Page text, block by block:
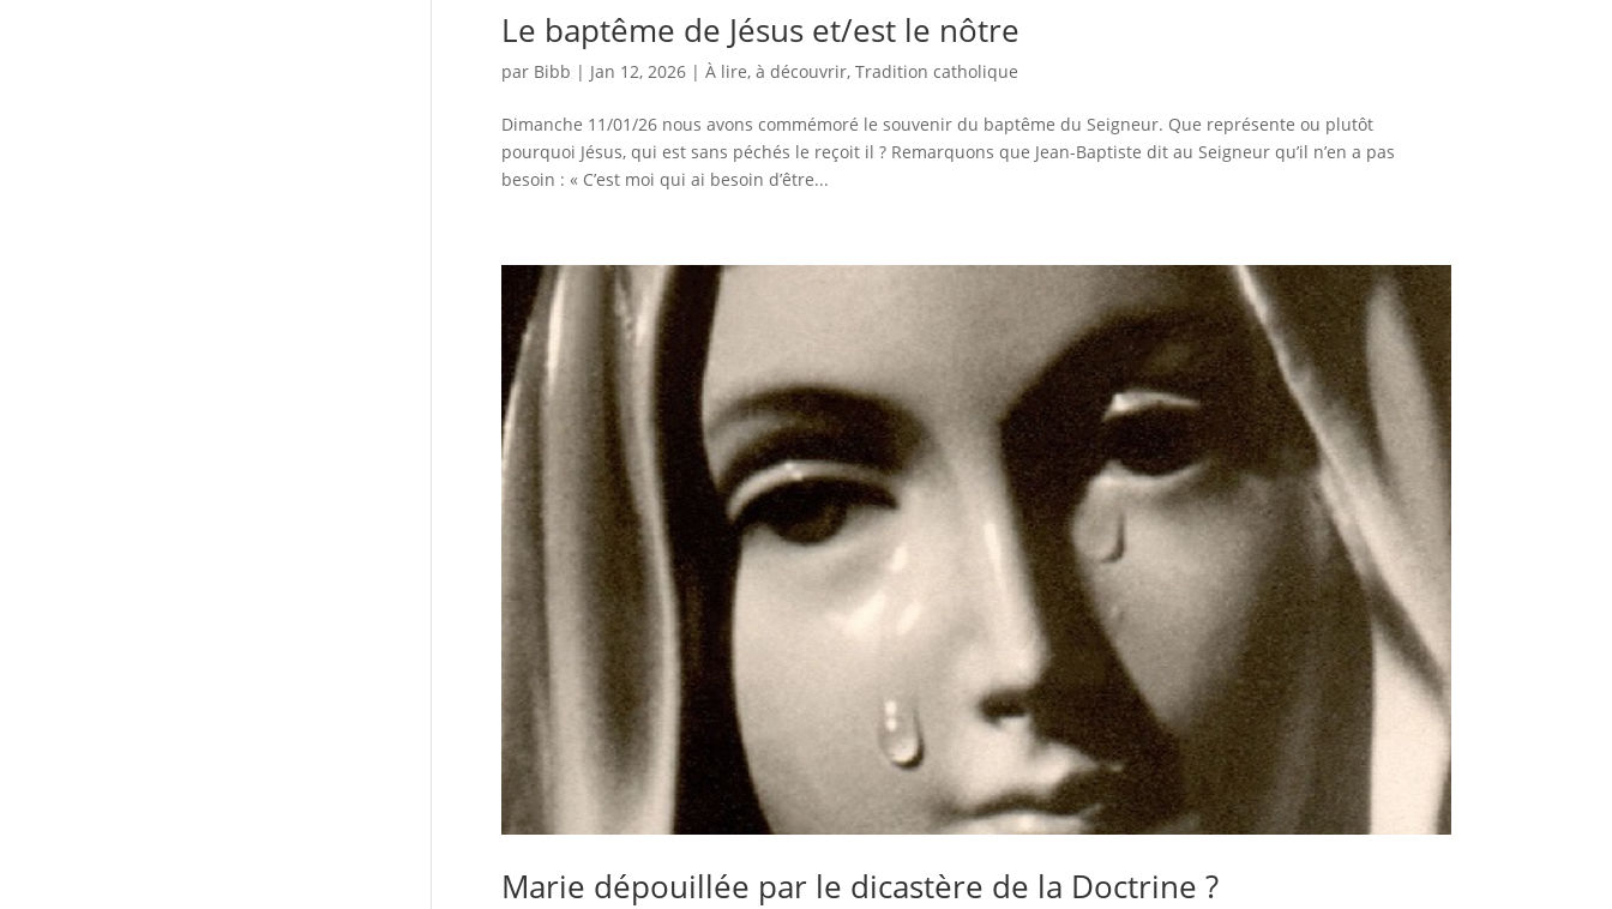
Le baptême de Jésus et/est le nôtre
par Bibb | Jan 12, 2026| À lire, à découvrir, Tradition catholique
Dimanche 11/01/26 nous avons commémoré le souvenir du baptême du Seigneur. Que représente ou plutôt
pourquoi Jésus, qui est sans péchés le reçoit il ? Remarquons que Jean-Baptiste dit au Seigneur qu’il n’en a pas
besoin : « C’est moi qui ai besoin d’être...
Marie dépouillée par le dicastère de la Doctrine ?